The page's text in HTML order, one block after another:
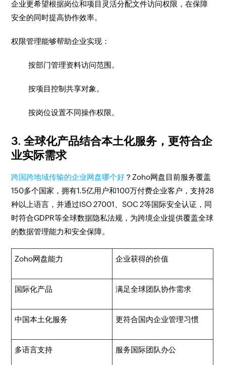
企业更希望根据岗位和项目灵活分配文件访问权限，在保障
安全的同时提高协作效率。
权限管理能够帮助企业实现：
按部门管理资料访问范围。
按项目控制共享对象。
按岗位设置不同操作权限。
3. 全球化产品结合本土化服务，更符合企
业实际需求
跨国跨地域传输的企业网盘哪个好 ？Zoho网盘目前服务覆盖
150多个国家，拥有1.5亿用户和100万付费企业客户，支持28
种以上语言，并通过ISO 27001、SOC 2等国际安全认证，同
时符合GDPR等全球数据隐私法规，为跨境企业提供覆盖全球
的数据管理能力和安全保障。
Zoho网盘能力 企业获得的价值
国际化产品 满足全球团队协作需求
中国本土化服务 更符合国内企业管理习惯
多语言支持 服务国际团队办公